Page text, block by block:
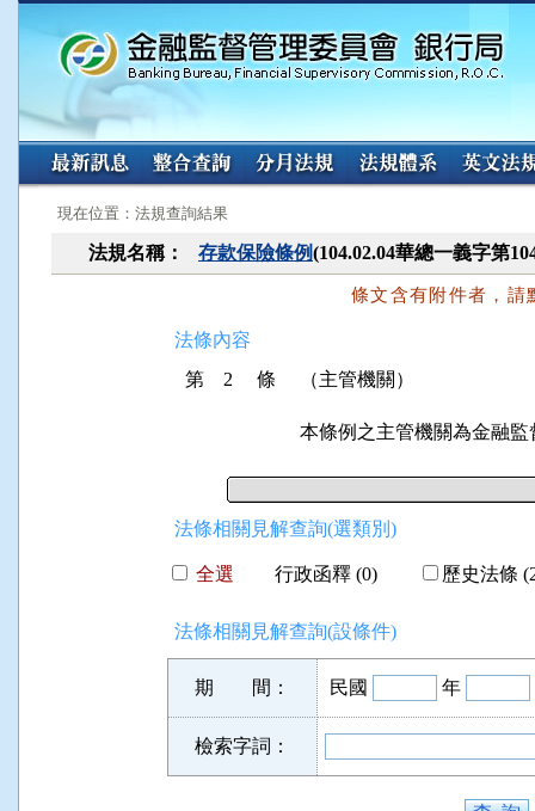
:::
現在位置：法規查詢結果
法規名稱： 存款保險條例(104.02.04華總一義字第
條文含有附件者，請
法條內容
第 2 條
（主管機關）
本條例之主管機關為金融
法條相關見解查詢(選類別)
全選 行政函釋 (0) 歷史法條
法條相關見解查詢(設條件)
期 間： 民國 年
檢索字詞：